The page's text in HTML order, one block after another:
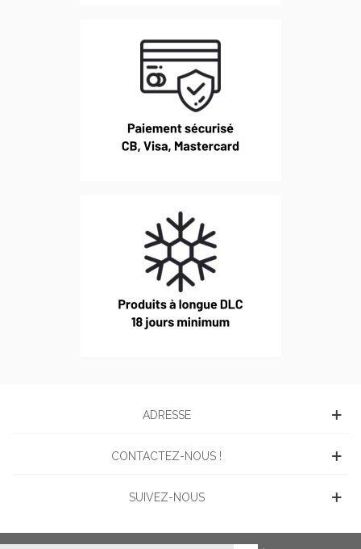
ADRESSE
CONTACTEZ-NOUS !
SUIVEZ-NOUS